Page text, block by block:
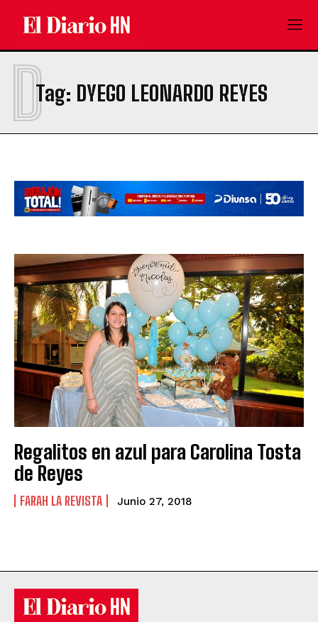
Tag: DYEGO LEONARDO REYES
D
Regalitos en azul para Carolina Tosta
de Reyes
FARAH LA REVISTA Junio 27, 2018